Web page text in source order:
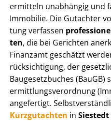
ermitteln unabhängig und
Immobilie. Die Gutachter
tung verfassen
ten, die bei Gerichten
Finanzamt geschätzt
rück­sich­ti­gung, der
Baugesetzbuches
ermitt­lungs­ver­ord­nung
angefertigt.
Kurzgutachten in Siestedt